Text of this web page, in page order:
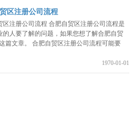
区注册公司流程
区注册公司流程 合肥自贸区注册公司流程是
的人要了解的问题，如果您想了解合肥自贸
篇文章。 合肥自贸区注册公司流程可能要
1970-01-01